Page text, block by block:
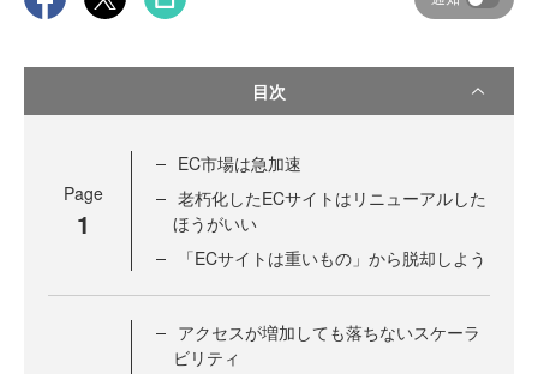
目次
Page
1
EC市場は急加速
老朽化したECサイトはリニューアルした
ほうがいい
「ECサイトは重いもの」から脱却しよう
アクセスが増加しても落ちないスケーラ
ビリティ